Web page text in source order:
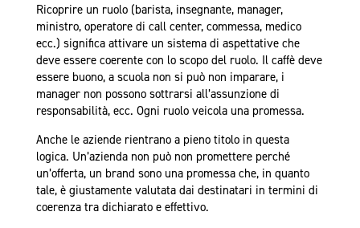
Ricoprire un ruolo (barista, insegnante, manager,
ministro, operatore di call center, commessa, medico
ecc.) significa attivare un sistema di aspettative che
deve essere coerente con lo scopo del ruolo. Il caffè deve
essere buono, a scuola non si può non imparare, i
manager non possono sottrarsi all’assunzione di
responsabilità, ecc. Ogni ruolo veicola una promessa.
Anche le aziende rientrano a pieno titolo in questa
logica. Un’azienda non può non promettere perché
un’offerta, un brand sono una promessa che, in quanto
tale, è giustamente valutata dai destinatari in termini di
coerenza tra dichiarato e effettivo.